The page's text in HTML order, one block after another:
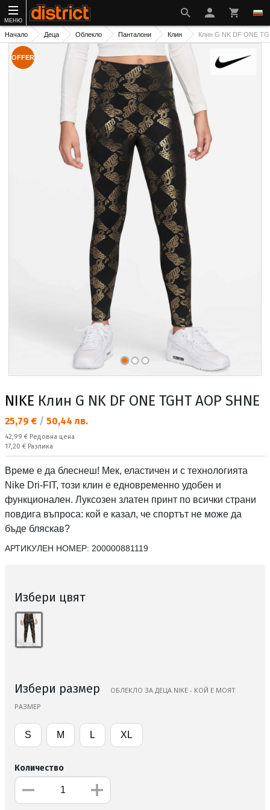
МЕНЮ
Начало Деца Облекло Панталони Клин Клин G NK DF ONE
OFFER
NIKE Клин G NK DF ONE TGHT AOP SHNE
Текуща цена:
25,79 € / 50,44 лв.
Редовна цена:
42,99 € Редовна цена
Спестявате:
17,20 € Разлика
Време е да блеснеш! Мек, еластичен и с технологията
Nike Dri-FIT, този клин е едновременно удобен и
функционален. Луксозен златен принт по всички страни
повдига въпроса: кой е казал, че спортът не може да
бъде бляскав?
АРТИКУЛЕН НОМЕР: 200000881119
Избери цвят
Избери размер
ОБЛЕКЛО ЗА ДЕЦА NIKE - КОЙ Е МОЯТ
РАЗМЕР
S M L XL
Количество